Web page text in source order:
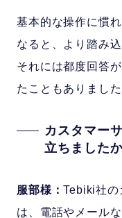
基本的な操作に慣
なると、より踏み
それには都度回答
たこともありました
カスタマー
立ちました
服部様：Tebiki社の
は、電話やメール